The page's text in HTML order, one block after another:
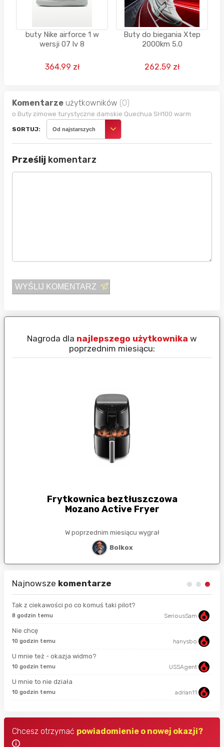
buty Nike airforce 1 w
wersji 07 lv 8
364.99 zł
Buty do biegania Xtep
2000km 5.0
262.59 zł
Komentarze użytkowników (0)
o Buty zimowe turystyczne damskie Quechua SH100 warm
SORTUJ: Od najstarszych
Prześlij komentarz
WYŚLIJ KOMENTARZ
Nagroda dla najlepszego użytkownika w
poprzednim miesiącu:
Frytkownica beztłuszczowa
Mozano Active Fryer
W poprzednim miesiącu wygrał
Bolkox
Najnowsze komentarze
Tak z ciekawości po co komuś taki pilot?
8 godzin temu SeriousSam
Nie chcę
10 godzin temu hanysbo
U mnie też - okazja widmo?
10 godzin temu USSAgent
U mnie to nie działa
10 godzin temu adrian11
Chcesz otrzymać powiadomienie o nowej okazji?